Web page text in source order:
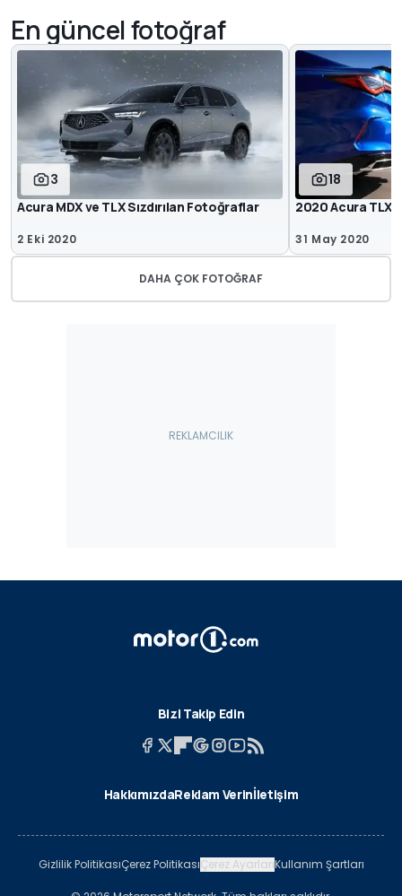
En güncel fotoğraf
3
Acura MDX ve TLX Sızdırılan Fotoğraflar
2 Eki 2020
18
2020 Acura TLX
31 May 2020
DAHA ÇOK FOTOĞRAF
Bizi Takip Edin
HakkımızdaReklam Verinİletişim
Gizlilik PolitikasıÇerez PolitikasıÇerez AyarlarıKullanım Şartları